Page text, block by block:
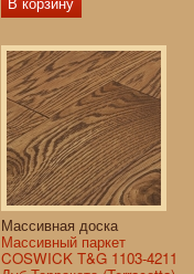
В корзину
Массивная доска
Массивный паркет
COSWICK T&G 1103-4211